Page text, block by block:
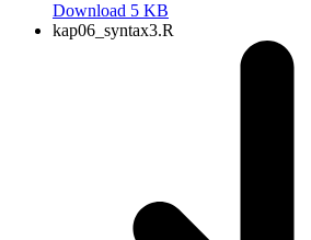
Download 5 KB
kap06_syntax3.R